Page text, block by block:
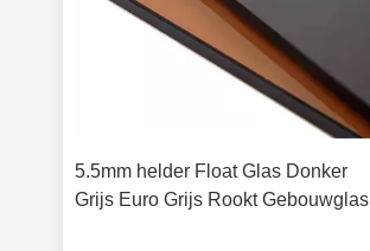
5.5mm helder Float Glas Donker
Grijs Euro Grijs Rookt Gebouwglas